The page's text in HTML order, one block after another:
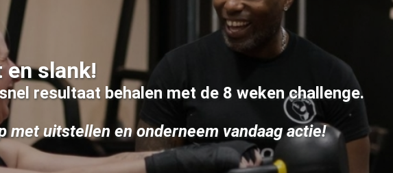
slank!
resultaat behalen met de 8 weken challenge.
met uitstellen en onderneem vandaag actie!